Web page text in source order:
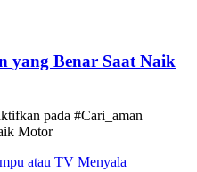
yang Benar Saat Naik
pada #Cari_aman
Motor